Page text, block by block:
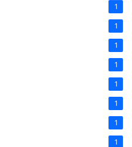
1
1
1
1
1
1
1
1